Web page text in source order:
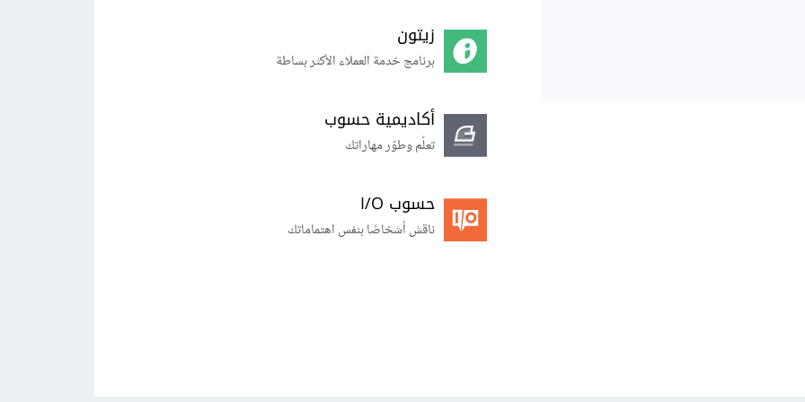
زيتون
برنامج خدمة العملاء الأكثر بساطة
أكاديمية حسوب
تعلّم وطوّر مهاراتك
حسوب I/O
ناقش أشخاصًا بنفس اهتماماتك